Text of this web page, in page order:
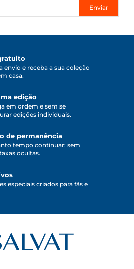
Enviar
envio e receba a sua coleção
casa.
edição
em ordem e sem se
edições individuais.
de permanência
tempo continuar: sem
ocultas.
especiais criados para fãs e